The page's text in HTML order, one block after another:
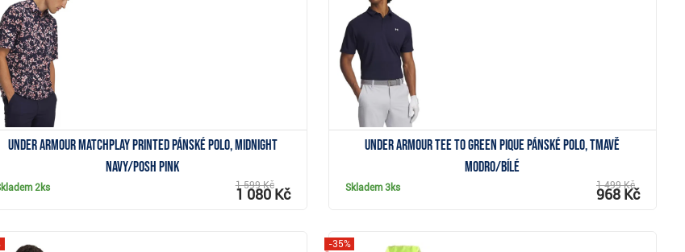
Under Armour Matchplay Printed pánské polo, midnight
navy/posh pink
2ks 1 599 Kč
1 080 Kč
Under Armour Tee To Green Pique pánské polo, tmavě
modro/bílé
Skladem3ks 1 499 Kč
968 Kč
-35%